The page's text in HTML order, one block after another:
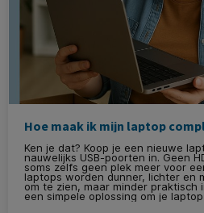
Hoe maak ik mijn laptop
Ken je dat? Koop je een nieuwe
nauwelijks USB-poorten in. Geen
soms zelfs geen plek meer voor
laptops worden dunner, lichter en
om te zien, maar minder praktisch
een simpele oplossing om je
maken: een hub of dockingstation.